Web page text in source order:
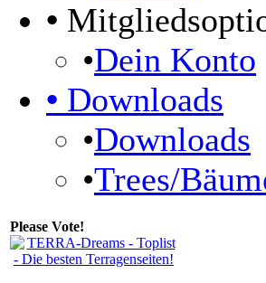
•
•Dein Konto
• Downloads
•Downloads
•Trees/
Please Vote!